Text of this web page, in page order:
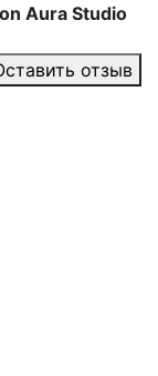
Aura Studio
отзыв